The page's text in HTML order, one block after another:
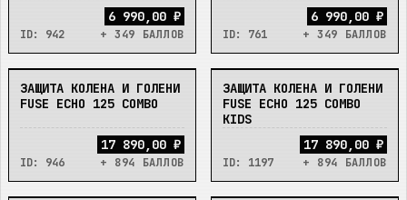
ID: 942
6 990,00 ₽
+ 349 БАЛЛОВ ID: 761
6 990,00 ₽
+ 349 БАЛЛОВ
В_НАЛИЧИИ
ЗАЩИТА КОЛЕНА И ГОЛЕНИ
FUSE ECHO 125 COMBO
ID: 946
17 890,00 ₽
+ 894 БАЛЛОВ
В_НАЛИЧИИ
ЗАЩИТА КОЛЕНА И ГОЛЕНИ
FUSE ECHO 125 COMBO
KIDS
ID: 1197
17 890,00 ₽
+ 894 БАЛЛОВ